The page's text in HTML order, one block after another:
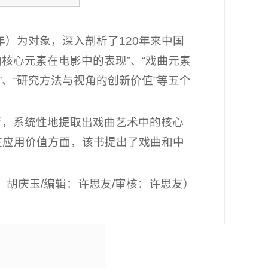
为对象，深入剖析了120年来中国
心元素在电影中的表现”、“戏曲元素
“研究方法与视角的创新价值”等五个
系统性地提取出戏曲艺术中的核心
用价值方面，该书提出了戏曲和中
胡庆玉/编辑：许思友/审核：许思友）